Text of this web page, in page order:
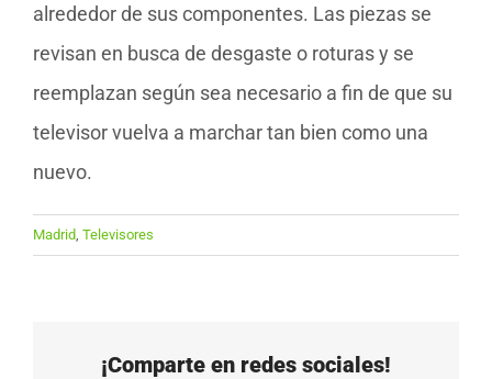
alrededor de sus componentes. Las piezas se
revisan en busca de desgaste o roturas y se
reemplazan según sea necesario a fin de que su
televisor vuelva a marchar tan bien como una
nuevo.
Madrid Televisores
¡Comparte en redes sociales!